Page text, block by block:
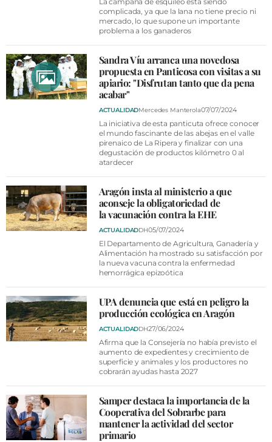
complicada, ya que la lana no tiene precio ni
mercado, lo que supone un importante
problema a los ganaderos
Sandra Víu arranca una novedosa
propuesta en Panticosa con visitas a su
apiario: "Disfrutan tanto que da pena
acabar"
ACTUALIDADMercedes Manterola07/07/2024
La iniciativa de esta panticuta ofrece conocer
el mundo fascinante de las abejas en el valle
pirenaico de La Ripera y finalizar con una
degustación de productos kilómetro 0 al
atardecer
Aragón insta al ministerio a que
aconseje la obligatoriedad de
la vacunación contra la EHE
ACTUALIDADDH05/07/2024
El Departamento de Agricultura, Ganadería y
Alimentación ha mostrado su satisfacción por
la nueva vacuna contra la enfermedad
hemorrágica epizoótica
UPA denuncia que está en peligro la
producción ecológica en Aragón
ACTUALIDADDH27/06/2024
Afirma que la Consejería no había previsto el
aumento de expedientes y crecimiento de
superficie y animales y los productores no
cobrarán ayudas hasta 2027
Samper destaca la importancia de la
Cooperativa del Sobrarbe para
mantener la actividad del sector
primario